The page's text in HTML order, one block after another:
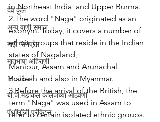
देव कुल
अन्य वाणी समाज
माझे सिनेप्रेम
मातृभाषा अहिराणी
Medical
बी.जे.मेडीकल काॅलेजच्या आठवणी
पॅथाॅलाॅजी प्रॅक्टिस
in Northeast India  and Upper Burma.
2.The word "Naga" originated as an
exonym. Today, it covers a number of
ethnic groups that reside in the Indian
states of Nagaland,
Manipur, Assam and Arunachal
Pradesh and also in Myanmar.
3.Before the arrival of the British, the
term "Naga" was used in Assam to
refer to certain isolated ethnic groups.